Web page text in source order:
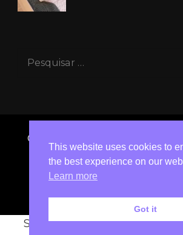
Pesquisar
© Copyright 2026
Reserved.
Blossom Travel |
Blossom Themes
Social media & sharing icons
This website uses cookies to
the best experience on our
Learn more
Got it